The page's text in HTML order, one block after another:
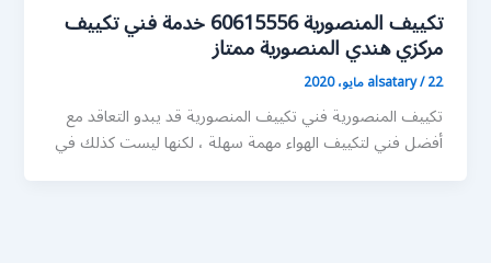
تكييف المنصورية 60615556 خدمة فني تكييف
مركزي هندي المنصورية ممتاز
alsatary/22 مايو، 2020
تكييف المنصورية فني تكييف المنصورية قد يبدو التعاقد مع
أفضل فني لتكييف الهواء مهمة سهلة ، لكنها ليست كذلك في